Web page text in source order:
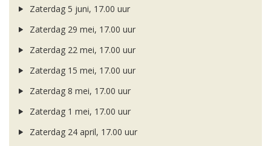
Zaterdag 5 juni, 17.00 uur
Zaterdag 29 mei, 17.00 uur
Zaterdag 22 mei, 17.00 uur
Zaterdag 15 mei, 17.00 uur
Zaterdag 8 mei, 17.00 uur
Zaterdag 1 mei, 17.00 uur
Zaterdag 24 april, 17.00 uur